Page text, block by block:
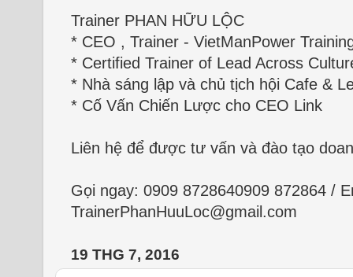
Trainer PHAN HỮU LỘC
* CEO , Trainer - VietManPower
* Certified Trainer of Lead Across
* Nhà sáng lập và chủ tịch hội Cafe &
* Cố Vấn Chiến Lược cho CEO Link
Liên hệ để được tư vấn và đào tạo
Gọi ngay: 0909 8728640909 872864 /
TrainerPhanHuuLoc@gmail.com
19 THG 7, 2016